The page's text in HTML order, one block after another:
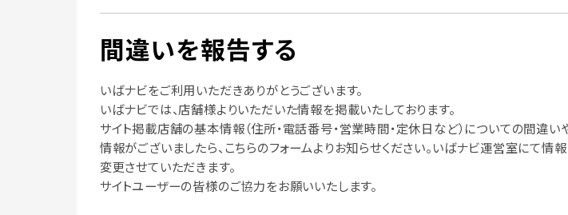
間違いを報告する
いばナビをご利用いただきありがとうございます。
いばナビでは、店舗様よりいただいた情報を掲載いたしております。
サイト掲載店舗の基本情報（住所・電話番号・営業時間・定休日など）についての間違い
情報がございましたら、こちらのフォームよりお知らせください。いばナビ運営室にて情
変更させていただきます。
サイトユーザーの皆様のご協力をお願いいたします。